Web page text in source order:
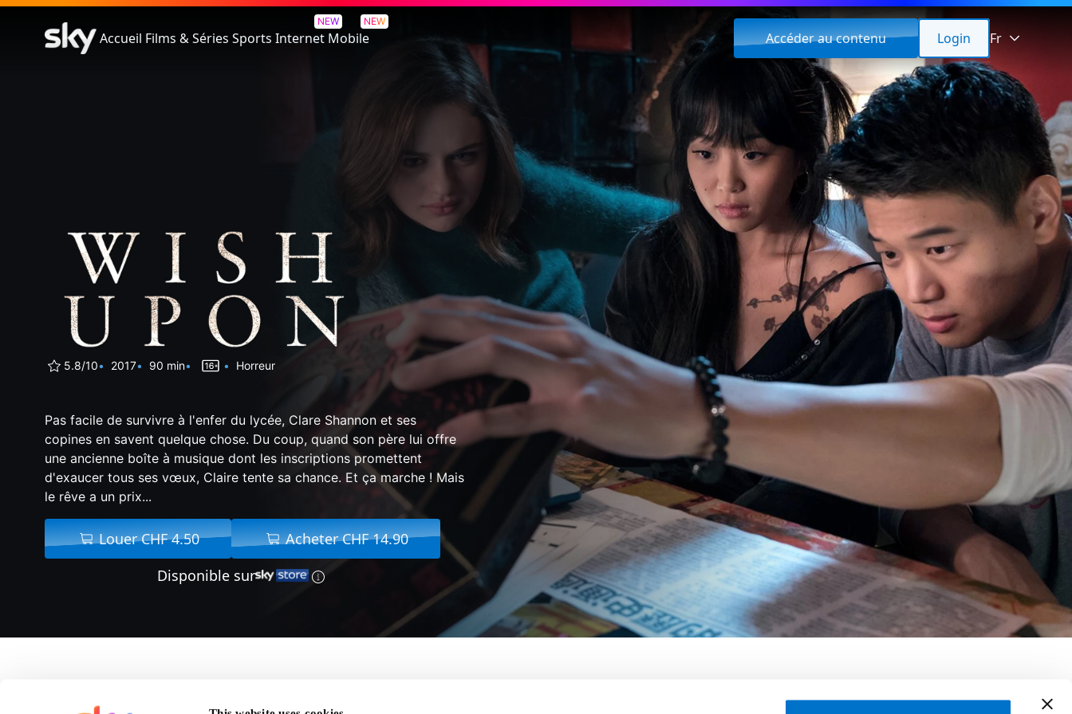
Accueil Films & Séries Sports
NEW
Internet
NEW
Mobile Accéder au contenu Login Fr
I Wish - Faites Un Voeu
5.8/10 2017 90 min Horreur
Pas facile de survivre à l'enfer du lycée, Clare Shannon et ses
copines en savent quelque chose. Du coup, quand son père lui offre
une ancienne boîte à musique dont les inscriptions promettent
d'exaucer tous ses vœux, Claire tente sa chance. Et ça marche ! Mais
le rêve a un prix...
Louer CHF 4.50
Acheter CHF 14.90
Disponible sur